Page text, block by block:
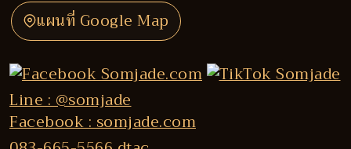
แผนที่ Google Map
Line : @somjade
Facebook : somjade.com